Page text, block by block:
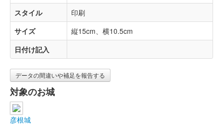
スタイル
印刷
サイズ
縦15cm、横10.5cm
日付け記入
データの間違いや補足を報告する
対象のお城
彦根城